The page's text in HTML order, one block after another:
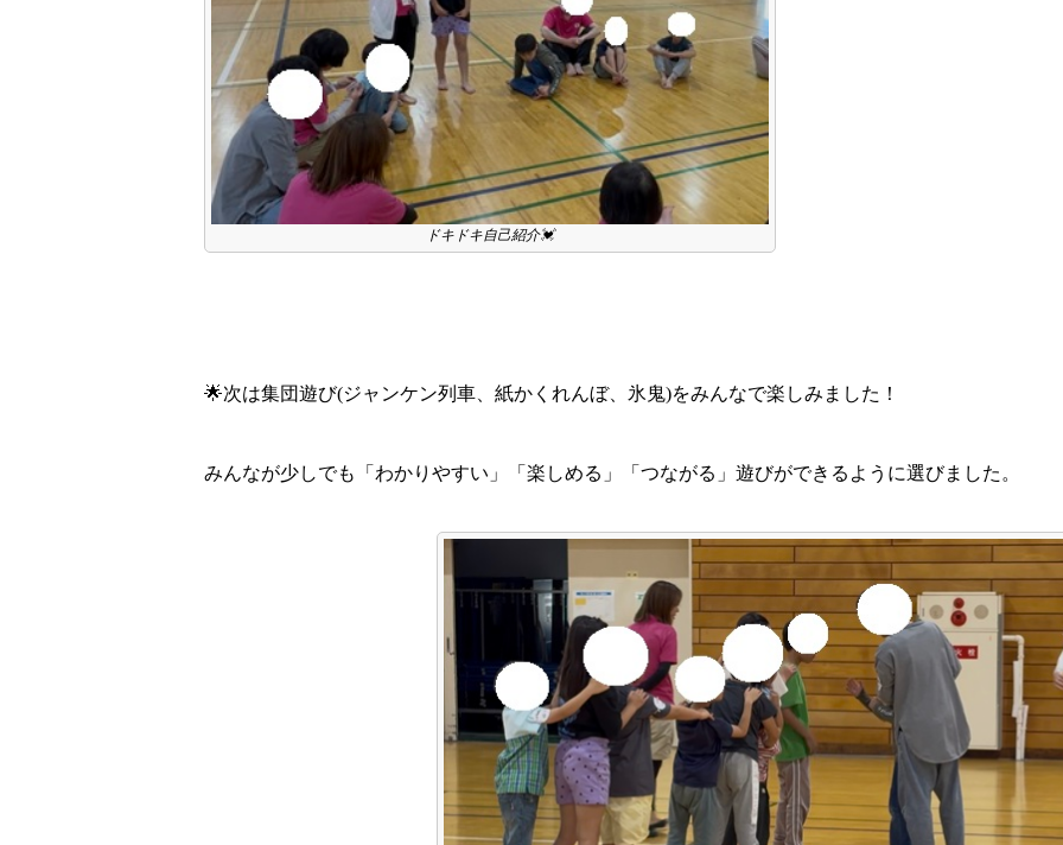
ドキドキ自己紹介💓
🌟次は集団遊び(ジャンケン列車、紙かくれんぼ、氷鬼)をみんなで楽しみました！
みんなが少しでも「わかりやすい」「楽しめる」「つながる」遊びができるように選びました。